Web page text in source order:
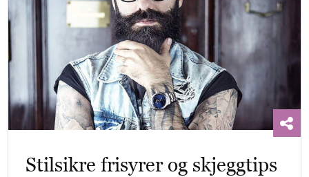
Stilsikre frisyrer og skjeggtips